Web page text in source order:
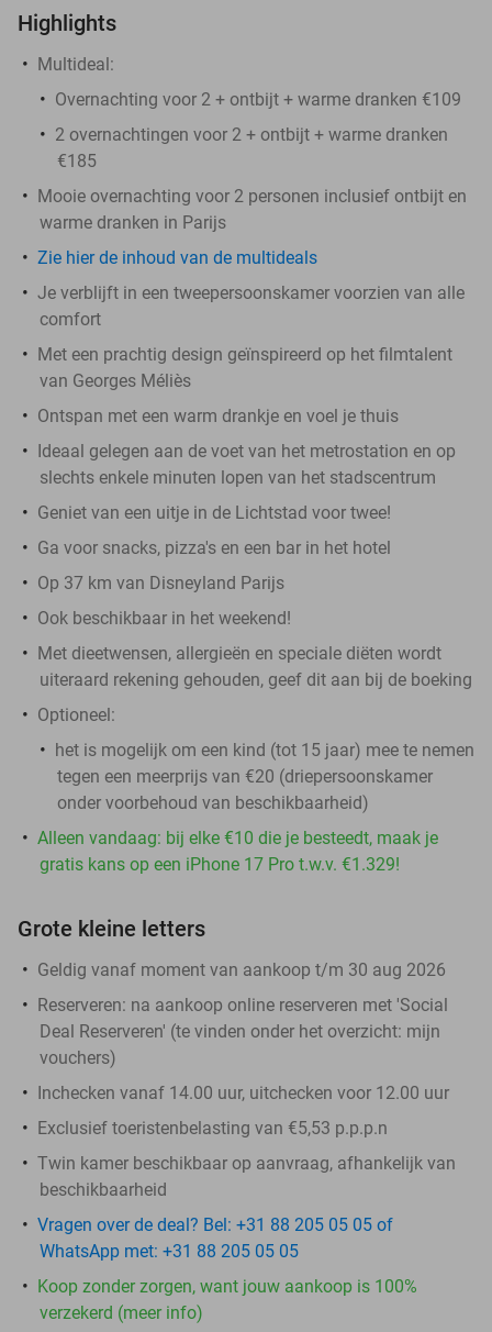
Highlights
Multideal:
Overnachting voor 2 + ontbijt + warme dranken €109
2 overnachtingen voor 2 + ontbijt + warme dranken
€185
Mooie overnachting voor 2 personen inclusief ontbijt en
warme dranken in Parijs
Zie hier de inhoud van de multideals
Je verblijft in een tweepersoonskamer voorzien van alle
comfort
Met een prachtig design geïnspireerd op het filmtalent
van Georges Méliès
Ontspan met een warm drankje en voel je thuis
Ideaal gelegen aan de voet van het metrostation en op
slechts enkele minuten lopen van het stadscentrum
Geniet van een uitje in de Lichtstad voor twee!
Ga voor snacks, pizza's en een bar in het hotel
Op 37 km van Disneyland Parijs
Ook beschikbaar in het weekend!
Met dieetwensen, allergieën en speciale diëten wordt
uiteraard rekening gehouden, geef dit aan bij de boeking
Optioneel:
het is mogelijk om een kind (tot 15 jaar) mee te nemen
tegen een meerprijs van €20 (driepersoonskamer
onder voorbehoud van beschikbaarheid)
Alleen vandaag: bij elke €10 die je besteedt, maak je
gratis kans op een iPhone 17 Pro t.w.v. €1.329!
Grote kleine letters
Geldig vanaf moment van aankoop t/m 30 aug 2026
Reserveren: na aankoop online reserveren met 'Social
Deal Reserveren' (te vinden onder het overzicht: mijn
vouchers)
Inchecken vanaf 14.00 uur, uitchecken voor 12.00 uur
Exclusief toeristenbelasting van €5,53 p.p.p.n
Twin kamer beschikbaar op aanvraag, afhankelijk van
beschikbaarheid
Vragen over de deal? Bel: +31 88 205 05 05 of
WhatsApp met: +31 88 205 05 05
Koop zonder zorgen, want jouw aankoop is 100%
verzekerd (meer info)